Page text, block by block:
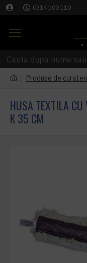
0314 100 110
Produse de
HUSA TEXTILA CU
K 35 CM